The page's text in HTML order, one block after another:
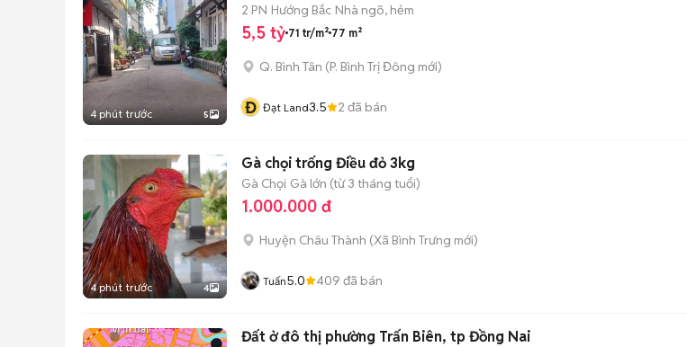
4 phút trước 5
2 PN Hướng Bắc Nhà ngõ, hẻm
5,5 tỷ 71 tr/m² 77 m²
Q. Bình Tân (P. Bình Trị Đông mới)
Đ Đạt Land3.5 2 đã bán
4 phút trước 4
Gà chọi trống Điều đỏ 3kg
Gà Chọi Gà lớn (từ 3 tháng tuổi)
1.000.000 đ
Huyện Châu Thành (Xã Bình Trưng mới)
Tuấn5.0 409 đã bán
Đất ở đô thị phường Trấn Biên, tp Đồng Nai